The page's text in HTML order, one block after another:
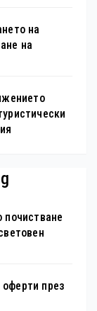
на
на
почистване
през